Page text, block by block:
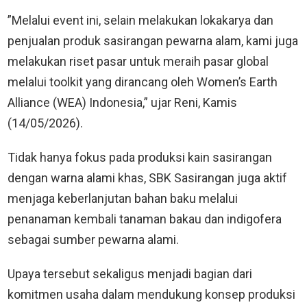
”Melalui event ini, selain melakukan lokakarya dan
penjualan produk sasirangan pewarna alam, kami juga
melakukan riset pasar untuk meraih pasar global
melalui toolkit yang dirancang oleh Women’s Earth
Alliance (WEA) Indonesia,” ujar Reni, Kamis
(14/05/2026).
Tidak hanya fokus pada produksi kain sasirangan
dengan warna alami khas, SBK Sasirangan juga aktif
menjaga keberlanjutan bahan baku melalui
penanaman kembali tanaman bakau dan indigofera
sebagai sumber pewarna alami.
Upaya tersebut sekaligus menjadi bagian dari
komitmen usaha dalam mendukung konsep produksi